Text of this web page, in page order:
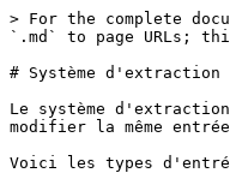
> For the complete
`.md` to page URLs;
# Système d'extraction
Le système
modifier la même
Voici les types